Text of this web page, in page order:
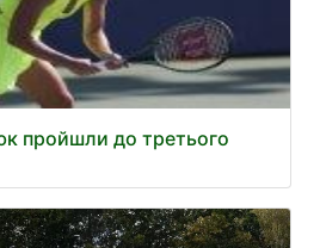
пройшли до третього